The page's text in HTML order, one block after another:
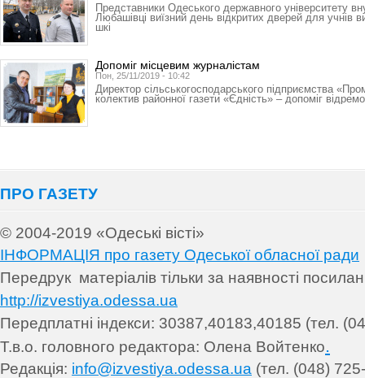
Представники Одеського державного університету
Любашівці виїзний день відкритих дверей для учнів
шкі
Допоміг місцевим журналістам
Пон, 25/11/2019 - 10:42
Директор сільськогосподарського підприємства
колектив районної газети «Єдність» – допоміг
ПРО ГАЗЕТУ
© 2004-2019 «Одеські вісті»
ІНФОРМАЦІЯ про газету Одеської обласної ради
Передрук матеріалів тільки за наявності
http://izvestiya.odessa.ua
Передплатні індекси: 30387,40183,40185 (тел.
Т.в.о. головного редактора: Олена Войтенко.
Редакція: info@izvestiya.odessa.ua (тел. (048)